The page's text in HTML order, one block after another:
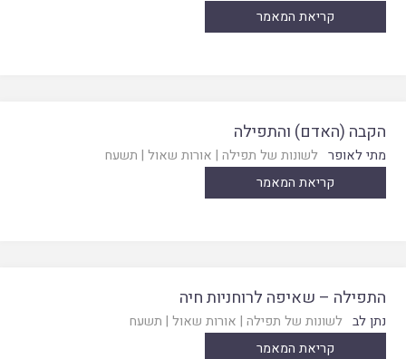
קריאת המאמר
הקבה (האדם) והתפילה
מתי לאופר לשונות של תפילה | אורות שאול | תשעח
קריאת המאמר
התפילה – שאיפה לרוחניות חיה
נתן לב לשונות של תפילה | אורות שאול | תשעח
קריאת המאמר